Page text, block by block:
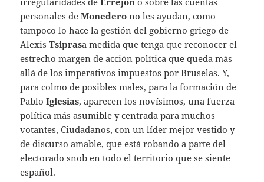
personales deMonedero no les ayudan, como
tampoco lo hace la gestión del gobierno griego de
Alexis Tsiprasa medida que tenga que reconocer el
estrecho margen de acción política que queda más
allá de los imperativos impuestos por Bruselas. Y,
para colmo de posibles males, para la formación de
PabloIglesias, aparecen los novísimos, una fuerza
política más asumible y centrada para muchos
votantes, Ciudadanos, con un líder mejor vestido y
de discurso amable, que está robando a parte del
electorado snob en todo el territorio que se siente
español.